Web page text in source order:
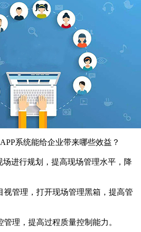
系统能给企业带来哪些效益？
进行规划，提高现场管理水平，降
管理，打开现场管理黑箱，提高管
理，提高过程质量控制能力。